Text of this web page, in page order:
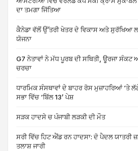
ਦਾ ਤਮਗਾ ਜਿੱਤਿਆ
ਕੈਨੇਡਾ ਵੱਲੋਂ ਉੱਤਰੀ ਖੇਤਰ ਦੇ ਵਿਕਾਸ ਅਤੇ ਸੁਰੱਖਿਆ
ਯੋਜਨਾ
G7 ਨੇਤਾਵਾਂ ਨੇ ਮੱਧ ਪੂਰਬ ਦੀ ਸਥਿਤੀ, ਊਰਜਾ ਸੰਕਟ
ਚਰਚਾ
ਧਾਰਮਿਕ ਸੰਸਥਾਵਾਂ ਦੇ ਬਾਹਰ ਰੋਸ ਮੁਜ਼ਾਹਰਿਆਂ ‘ਤੇ
ਸਭਾ ਵਿੱਚ ‘ਬਿੱਲ 13’ ਪੇਸ਼
ਸੜਕ ਹਾਦਸੇ ਚ ਪੰਜਾਬੀ ਲੜਕੀ ਦੀ ਮੌਤ
ਸਰੀ ਵਿੱਚ ਹਿਟ ਐਂਡ ਰਨ ਹਾਦਸਾ: ਦੋ ਪੈਦਲ ਯਾਤਰੀ
ਤਲਾਸ਼ ਜਾਰੀ